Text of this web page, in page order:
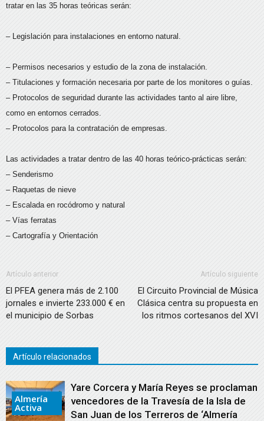
tratar en las 35 horas teóricas serán:
– Legislación para instalaciones en entorno natural.
– Permisos necesarios y estudio de la zona de instalación.
– Titulaciones y formación necesaria por parte de los monitores o guías.
– Protocolos de seguridad durante las actividades tanto al aire libre,
como en entornos cerrados.
– Protocolos para la contratación de empresas.
Las actividades a tratar dentro de las 40 horas teórico-prácticas serán:
– Senderismo
– Raquetas de nieve
– Escalada en rocódromo y natural
– Vías ferratas
– Cartografía y Orientación
Artículo anterior
El PFEA genera más de 2.100
jornales e invierte 233.000 € en
el municipio de Sorbas
Artículo siguiente
El Circuito Provincial de Música
Clásica centra su propuesta en
los ritmos cortesanos del XVI
Artículo relacionados
Almería
Activa
Yare Corcera y María Reyes se proclaman
vencedores de la Travesía de la Isla de
San Juan de los Terreros de ‘Almería